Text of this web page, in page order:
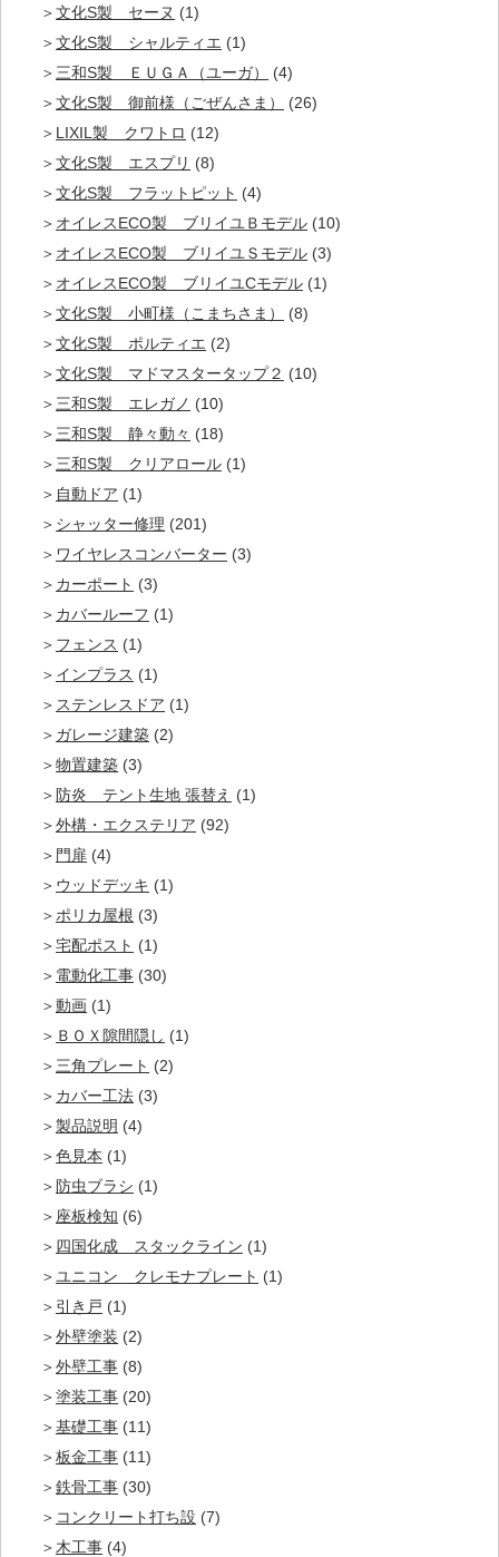
文化S製 セーヌ (1)
文化S製 シャルティエ (1)
三和S製 ＥＵＧＡ（ユーガ）
(4)
文化S製 御前様（ごぜんさま）
(26)
LIXIL製 クワトロ (12)
文化S製 エスプリ (8)
文化S製 フラットピット (4)
オイレスECO製 ブリイユＢモデル (10)
オイレスECO製 ブリイユＳモデル (3)
オイレスECO製 ブリイユCモデル (1)
文化S製 小町様（こまちさま）
(8)
文化S製 ポルティエ (2)
文化S製 マドマスタータップ２ (10)
三和S製 エレガノ (10)
三和S製 静々動々 (18)
三和S製 クリアロール (1)
自動ドア (1)
シャッター修理 (201)
ワイヤレスコンバーター (3)
カーポート (3)
カバールーフ (1)
フェンス (1)
インプラス (1)
ステンレスドア (1)
ガレージ建築 (2)
物置建築 (3)
防炎 テント生地 張替え (1)
外構・エクステリア (92)
門扉 (4)
ウッドデッキ (1)
ポリカ屋根 (3)
宅配ポスト (1)
電動化工事 (30)
動画 (1)
ＢＯＸ隙間隠し (1)
三角プレート (2)
カバー工法 (3)
製品説明 (4)
色見本 (1)
防虫ブラシ (1)
座板検知 (6)
四国化成 スタックライン (1)
ユニコン クレモナプレート (1)
引き戸 (1)
外壁塗装 (2)
外壁工事 (8)
塗装工事 (20)
基礎工事 (11)
板金工事 (11)
鉄骨工事 (30)
コンクリート打ち設 (7)
木工事 (4)